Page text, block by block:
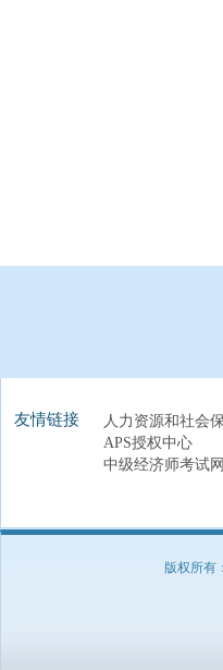
友情链接 人力资源和社会
APS授权中心
中级经济师考试网
版权所有